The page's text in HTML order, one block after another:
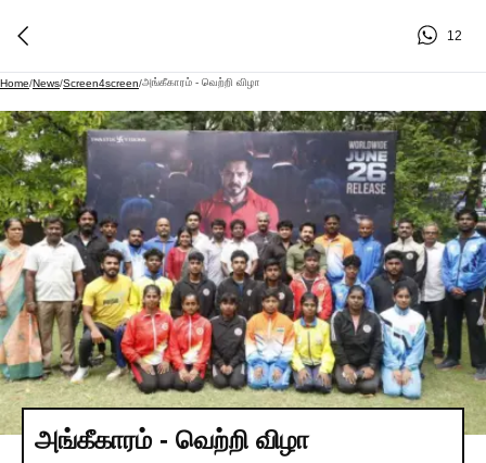
12
Home/News/Screen4screen/அங்கீகாரம் - வெற்றி விழா
அங்கீகாரம் - வெற்றி விழா